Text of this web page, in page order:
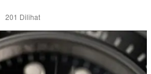
201 Dilihat